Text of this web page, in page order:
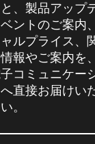
、製品アップ
ントのご案内
ルプライス、
報やご案内を
コミュニケー
直接お届けい
。